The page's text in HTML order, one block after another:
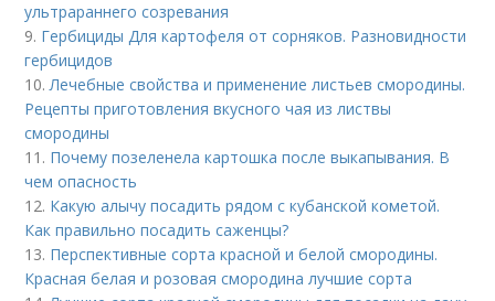
ультрараннего созревания
9. Гербициды Для картофеля от сорняков. Разновидности
гербицидов
10.Лечебные свойства и применение листьев смородины.
Рецепты приготовления вкусного чая из листвы
смородины
11. Почему позеленела картошка после выкапывания. В
чем опасность
12. Какую алычу посадить рядом с кубанской кометой.
Как правильно посадить саженцы?
13. Перспективные сорта красной и белой смородины.
Красная белая и розовая смородина лучшие сорта